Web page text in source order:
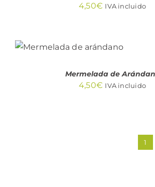
4,50€ IVA incluido
CARRITO
/
Mermelada de
4,50€ IVA incluido
1